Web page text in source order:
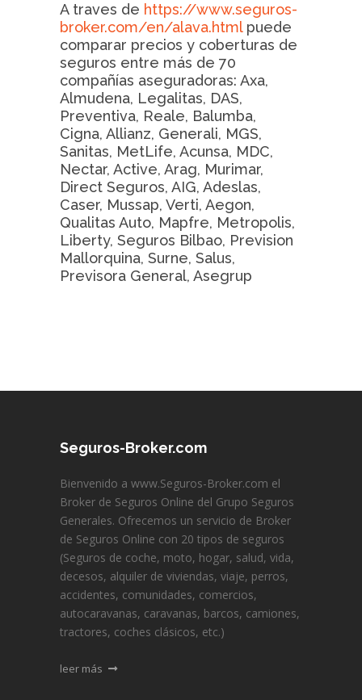
A traves de https://www.seguros-
broker.com/en/alava.htmlpuede
comparar precios y coberturas de
seguros entre más de 70
compañías aseguradoras: Axa,
Almudena, Legalitas, DAS,
Preventiva, Reale, Balumba,
Cigna, Allianz, Generali, MGS,
Sanitas, MetLife, Acunsa, MDC,
Nectar, Active, Arag, Murimar,
Direct Seguros, AIG, Adeslas,
Caser, Mussap, Verti, Aegon,
Qualitas Auto, Mapfre, Metropolis,
Liberty, Seguros Bilbao, Prevision
Mallorquina, Surne, Salus,
Previsora General, Asegrup
Seguros-Broker.com
Bienvenido a www.Seguros-Broker.com el
Broker de Seguros Online del Grupo Seguros
Generales. Ofrecemos un servicio de Broker
de Seguros Online con 20 tipos de seguros
(Seguros de coche, moto, hogar, salud, vida,
decesos, alquiler de viviendas, viaje, perros,
accidentes, comunidades, comercios,
autocaravanas, caravanas, barcos, camiones,
tractores, coches clásicos, etc.)
leer más